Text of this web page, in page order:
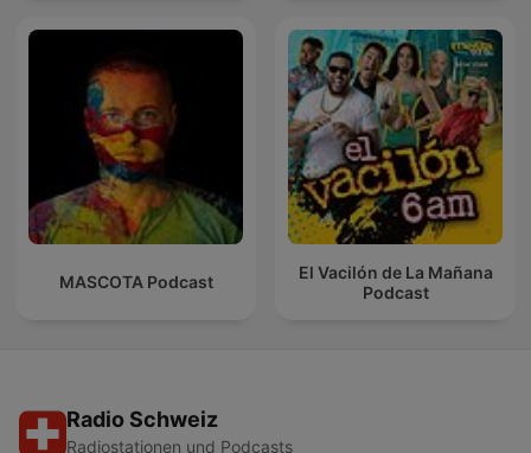
MASCOTA Podcast
El Vacilón de La Mañana
Podcast
Radio Schweiz
Radiostationen und Podcasts